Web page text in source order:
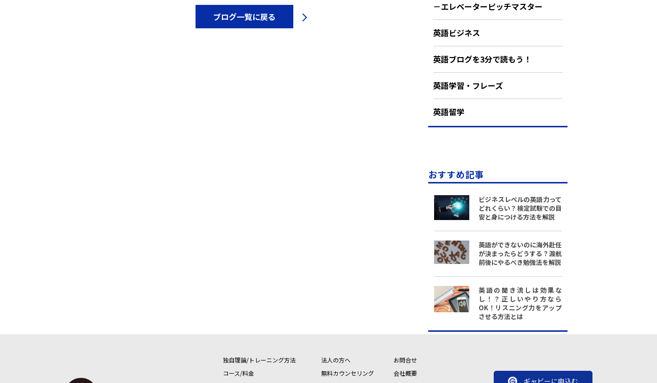
ブログ一覧に戻る
－エレベーターピッチマスター
英語ビジネス
英語ブログを3分で読もう！
英語学習・フレーズ
英語留学
おすすめ記事
ビジネスレベルの英語力って
どれくらい？検定試験での目
安と身につける方法を解説
英語ができないのに海外赴任
が決まったらどうする？渡航
前後にやるべき勉強法を解説
英語の聞き流しは効果な
し！？正しいやり方なら
OK！リスニング力をアップ
させる方法とは
独自理論/トレーニング方法
コース/料金
法人の方へ
無料カウンセリング
お問合せ
会社概要